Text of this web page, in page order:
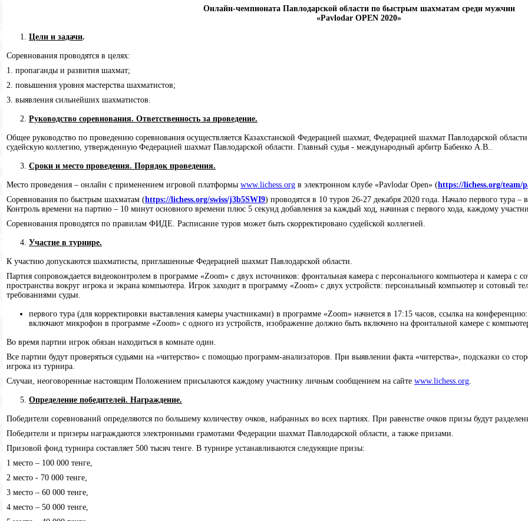
Онлайн-чемпионата Павлодарской области по быстрым шахматам среди мужчин
«Pavlodar OPEN 2020»
Цели и задачи.
Соревнования проводятся в целях:
1. пропаганды и развития шахмат;
2. повышения уровня мастерства шахматистов;
3. выявления сильнейших шахматистов.
Руководство соревнования. Ответственность за проведение.
Общее руководство по проведению соревнования осуществляется Казахстанской Федерацией шахмат, Федерацией шахмат Павлодарской
судейскую коллегию, утвержденную Федерацией шахмат Павлодарской области. Главный судья - международный арбитр Бабенко А.В..
Сроки и место проведения. Порядок проведения.
Место проведения – онлайн с применением игровой платформы www.lichess.org в электронном клубе «Pavlodar Open» (https://lichess.org/team/
Соревнования по быстрым шахматам (https://lichess.org/swiss/j3b5SWI9) проводятся в 10 туров 26-27 декабря 2020 года. Начало первого тура
Контроль времени на партию – 10 минут основного времени плюс 5 секунд добавления за каждый ход, начиная с первого хода, каждому
Соревнования проводятся по правилам ФИДЕ. Расписание туров может быть скорректировано судейской коллегией.
Участие в турнире.
К участию допускаются шахматисты, приглашенные Федерацией шахмат Павлодарской области.
Партия сопровождается видеоконтролем в программе «Zoom» c двух источников: фронтальная камера с персонального компьютера и камера с
пространства вокруг игрока и экрана компьютера. Игрок заходит в программу «Zoom» с двух устройств: персональный компьютер и сотовый
требованиями судьи.
первого тура (для корректировки выставления камеры участниками) в программе «Zoom» начнется в 17:15 часов, ссылка на конференцию:
включают микрофон в программе «Zoom» с одного из устройств, изображение должно быть включено на фронтальной камере с
Во время партии игрок обязан находиться в комнате один.
Все партии будут проверяться судьями на «читерство» с помощью программ-анализаторов. При выявлении факта «читерства», подсказки со
игрока из турнира.
Случаи, неоговоренные настоящим Положением присылаются каждому участнику личным сообщением на сайте www.lichess.org.
Определение победителей. Награждение.
Победители соревнований определяются по большему количеству очков, набранных во всех партиях. При равенстве очков призы будут
Победители и призеры награждаются электронными грамотами Федерации шахмат Павлодарской области, а также призами.
Призовой фонд турнира составляет 500 тысяч тенге. В турнире устанавливаются следующие призы:
1 место – 100 000 тенге,
2 место - 70 000 тенге,
3 место – 60 000 тенге,
4 место – 50 000 тенге,